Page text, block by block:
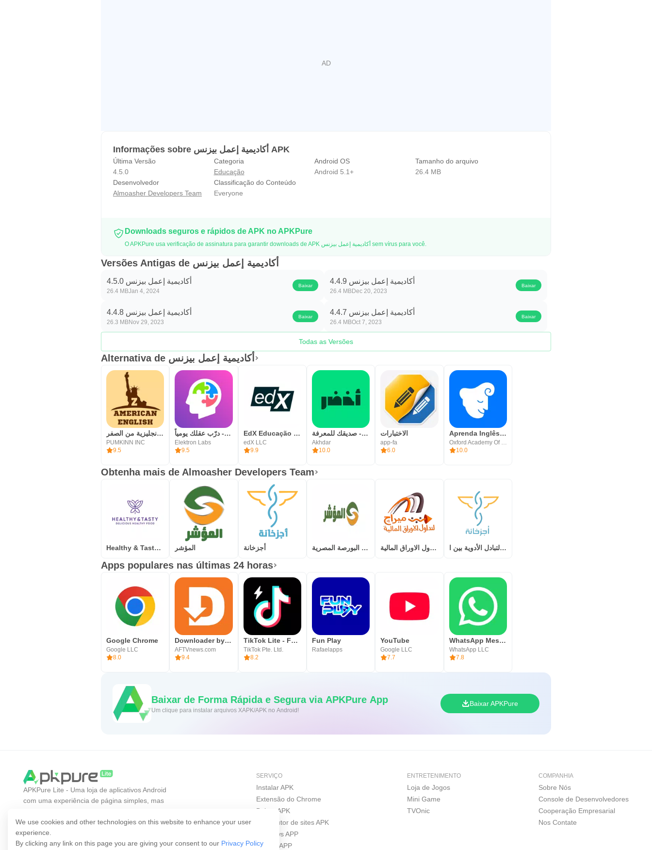
Informações sobre أكاديمية إعمل بيزنس APK
Última Versão
4.5.0
Categoria
Educação
Android OS
Android 5.1+
Tamanho do arquivo
26.4 MB
Desenvolvedor
Almoasher Developers Team
Classificação do Conteúdo
Everyone
Downloads seguros e rápidos de APK no APKPure
O APKPure usa verificação de assinatura para garantir downloads de APK أكاديمية إعمل بيزنس sem vírus para você.
Versões Antigas de أكاديمية إعمل بيزنس
أكاديمية إعمل بيزنس 4.5.0
26.4 MBJan 4, 2024
Baixar أكاديمية إعمل بيزنس 4.4.9
26.4 MBDec 20, 2023
Baixar
أكاديمية إعمل بيزنس 4.4.8
26.3 MBNov 29, 2023
Baixar أكاديمية إعمل بيزنس 4.4.7
26.4 MBOct 7, 2023
Baixar
Todas as Versões
Alternativa de أكاديمية إعمل بيزنس
تعلم اللغة الانجليزية من الصفر
PUMKINN INC
9.5
شعلة - درّب عقلك يومياً
Elektron Labs
9.5
EdX Educação - Cursos online
edX LLC
9.9
أخضر - صديقك للمعرفة
Akhdar
10.0
الاختبارات
app-fa
6.0
Aprenda Inglês Fácil - iStoria
Oxford Academy Of Languages, Inc
10.0
Obtenha mais de Almoasher Developers Team
Healthy & Tasty –Food Delivery المؤشر أجزخانة المؤشر - البورصة المصرية ميراج لتداول الاوراق المالية أجزخانة – لتبادل الأدوية بين ا
Apps populares nas últimas 24 horas
Google Chrome
Google LLC
8.0
Downloader by AFTVnews
AFTVnews.com
9.4
TikTok Lite - Faster TikTok
TikTok Pte. Ltd.
8.2
Fun Play
Rafaelapps
YouTube
Google LLC
7.7
WhatsApp Messenger
WhatsApp LLC
7.8
Baixar de Forma Rápida e Segura via APKPure App
Um clique para instalar arquivos XAPK/APK no Android!
Baixar APKPure
We use cookies and other technologies on this website to enhance your user
experience.
By clicking any link on this page you are giving your consent to our Privacy Policy
APKPure Lite - Uma loja de aplicativos Android
com uma experiência de página simples, mas
forma mais fácil, rápida e segura.
SERVIÇO
Instalar APK
Extensão do Chrome
Baixar APK
Construtor de sites APK
Windows APP
iPhone APP
ENTRETENIMENTO
Loja de Jogos
Mini Game
TVOnic
COMPANHIA
Sobre Nós
Console de Desenvolvedores
Cooperação Empresarial
Nos Contate